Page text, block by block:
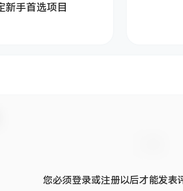
新手首选项目
您必须登录或注册以后才能发表